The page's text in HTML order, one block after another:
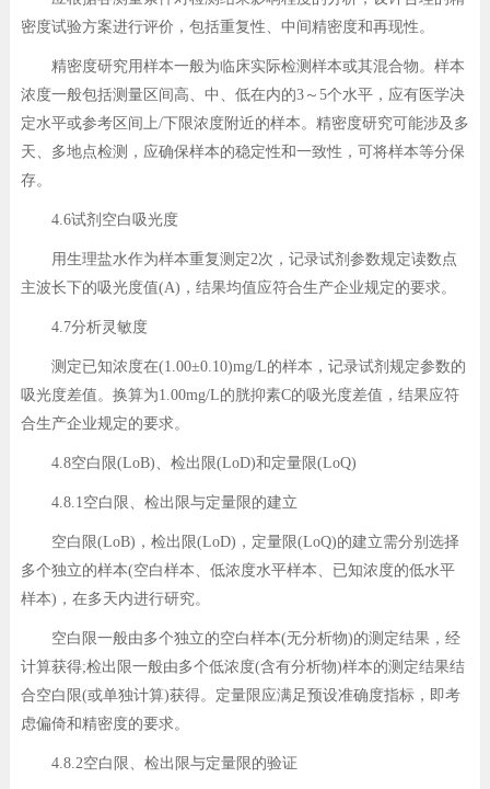
密度试验方案进行评价，包括重复性、中间精密度和再现性。
精密度研究用样本一般为临床实际检测样本或其混合物。样本
浓度一般包括测量区间高、中、低在内的3～5个水平，应有医学决
定水平或参考区间上/下限浓度附近的样本。精密度研究可能涉及多
天、多地点检测，应确保样本的稳定性和一致性，可将样本等分保
存。
4.6试剂空白吸光度
用生理盐水作为样本重复测定2次，记录试剂参数规定读数点
主波长下的吸光度值(A)，结果均值应符合生产企业规定的要求。
4.7分析灵敏度
测定已知浓度在(1.00±0.10)mg/L的样本，记录试剂规定参数的
吸光度差值。换算为1.00mg/L的胱抑素C的吸光度差值，结果应符
合生产企业规定的要求。
4.8空白限(LoB)、检出限(LoD)和定量限(LoQ)
4.8.1空白限、检出限与定量限的建立
空白限(LoB)，检出限(LoD)，定量限(LoQ)的建立需分别选择
多个独立的样本(空白样本、低浓度水平样本、已知浓度的低水平
样本)，在多天内进行研究。
空白限一般由多个独立的空白样本(无分析物)的测定结果，经
计算获得;检出限一般由多个低浓度(含有分析物)样本的测定结果结
合空白限(或单独计算)获得。定量限应满足预设准确度指标，即考
虑偏倚和精密度的要求。
4.8.2空白限、检出限与定量限的验证